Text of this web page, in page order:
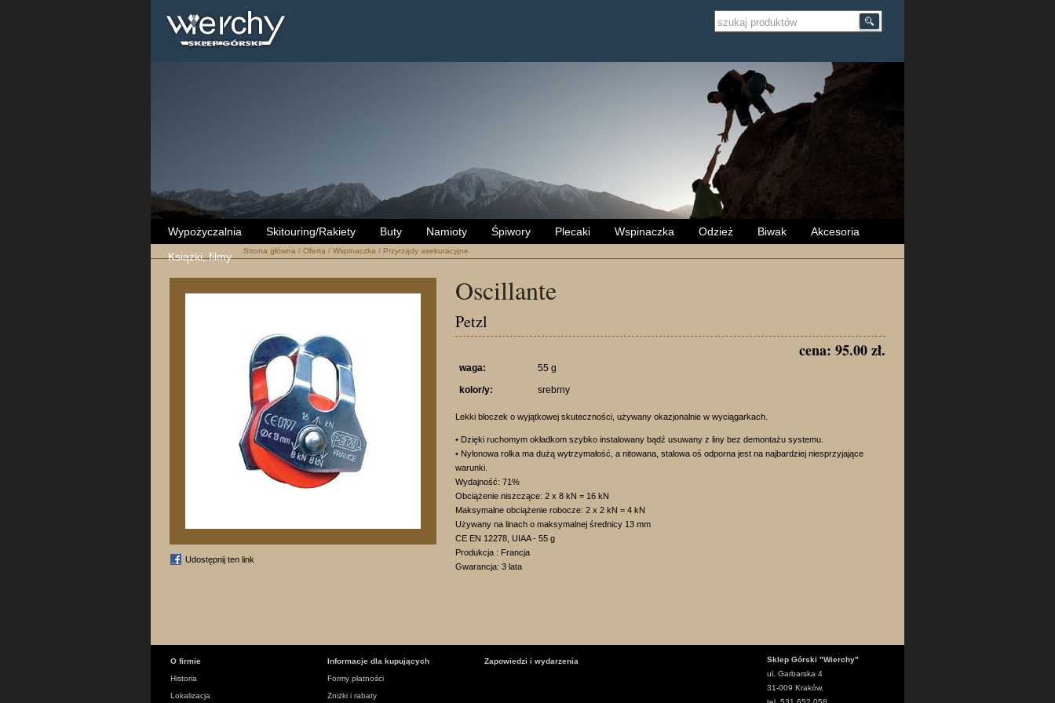
Wypożyczalnia Skitouring/Rakiety Buty Namioty Śpiwory Plecaki Wspinaczka Odzież Biwak
Akcesoria
Książki, filmy
Strona główna / Oferta / Wspinaczka / Przyrządy asekuracyjne
Udostępnij ten link
Oscillante
Petzl
cena: 95.00 zł.
waga:
55 g
kolor/y:
srebrny
Lekki bloczek o wyjątkowej skuteczności, używany okazjonalnie w wyciągarkach.
• Dzięki ruchomym okładkom szybko instalowany bądź usuwany z liny bez demontażu systemu.
• Nylonowa rolka ma dużą wytrzymałość, a nitowana, stalowa oś odporna jest na najbardziej niesprzyjające
warunki.
Wydajność: 71%
Obciążenie niszczące: 2 x 8 kN = 16 kN
Maksymalne obciążenie robocze: 2 x 2 kN = 4 kN
Używany na linach o maksymalnej średnicy 13 mm
CE EN 12278, UIAA - 55 g
Produkcja : Francja
Gwarancja: 3 lata
Sklep Górski "Wierchy"
ul. Garbarska 4
31-009 Kraków,
O firmie
Historia
Lokalizacja
Informacje dla kupujących
Formy płatności
Zniżki i rabaty
Zapowiedzi i wydarzenia